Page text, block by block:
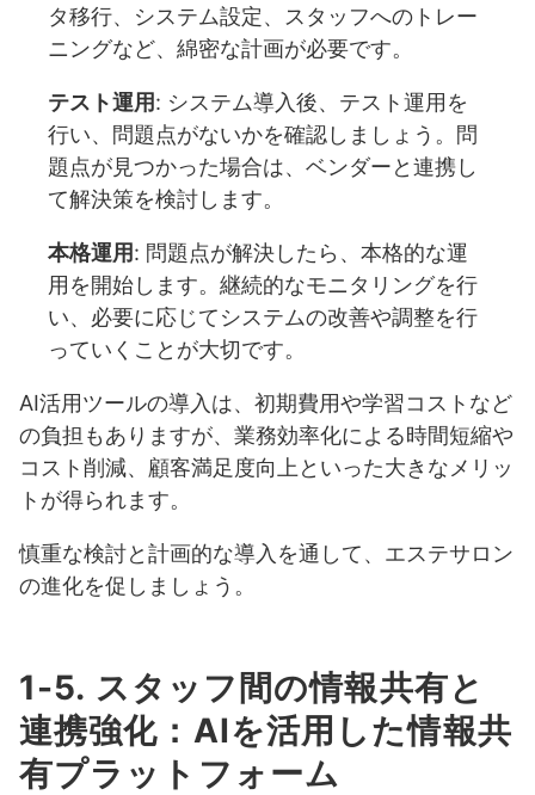
タ移行、システム設定、スタッフへのトレー
ニングなど、綿密な計画が必要です。
テスト運用: システム導入後、テスト運用を
行い、問題点がないかを確認しましょう。問
題点が見つかった場合は、ベンダーと連携し
て解決策を検討します。
本格運用: 問題点が解決したら、本格的な運
用を開始します。継続的なモニタリングを行
い、必要に応じてシステムの改善や調整を行
っていくことが大切です。
AI活用ツールの導入は、初期費用や学習コストなど
の負担もありますが、業務効率化による時間短縮や
コスト削減、顧客満足度向上といった大きなメリッ
トが得られます。
慎重な検討と計画的な導入を通して、エステサロン
の進化を促しましょう。
1-5. スタッフ間の情報共有と
連携強化：AIを活用した情報共
有プラットフォーム